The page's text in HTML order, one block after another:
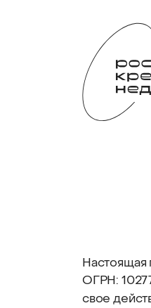
Настоящая
ОГРН:
свое